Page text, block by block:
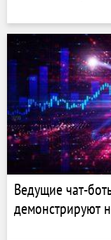
Ведущие чат-
демонстрируют